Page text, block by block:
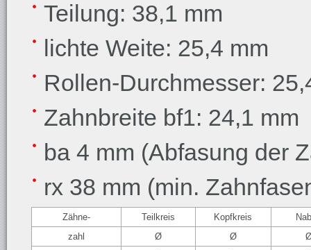
Teilung: 38,1 mm
lichte Weite: 25,4 mm
Rollen-Durchmesser:
Zahnbreite bf1: 24,1 mm
ba 4 mm (Abfasung der
rx 38 mm (min.
Zähne- Teilkreis Kopfkreis
zahl
Ø Ø